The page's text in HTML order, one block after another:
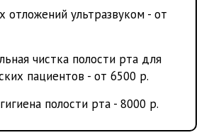
отложений ультразвуком - от
чистка полости рта для
пациентов - от 6500 р.
полости рта - 8000 р.